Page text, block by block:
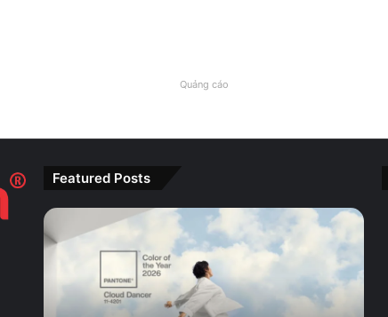
Quảng cáo
Featured Posts
PANTONE
11-
Màu